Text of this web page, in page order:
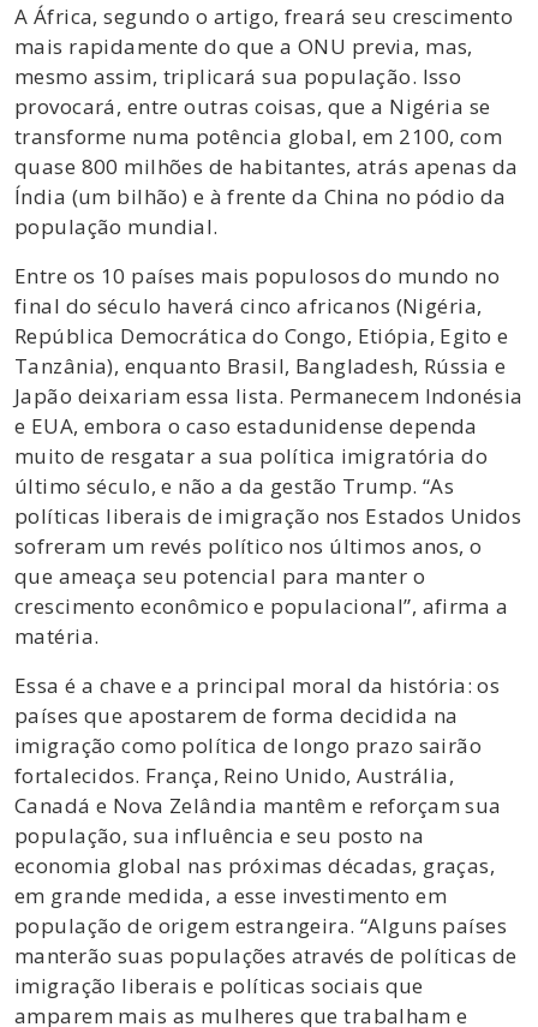
A África, segundo o artigo, freará seu crescimento
mais rapidamente do que a ONU previa, mas,
mesmo assim, triplicará sua população. Isso
provocará, entre outras coisas, que a Nigéria se
transforme numa potência global, em 2100, com
quase 800 milhões de habitantes, atrás apenas da
Índia (um bilhão) e à frente da China no pódio da
população mundial.
Entre os 10 países mais populosos do mundo no
final do século haverá cinco africanos (Nigéria,
República Democrática do Congo, Etiópia, Egito e
Tanzânia), enquanto Brasil, Bangladesh, Rússia e
Japão deixariam essa lista. Permanecem Indonésia
e EUA, embora o caso estadunidense dependa
muito de resgatar a sua política imigratória do
último século, e não a da gestão Trump. “As
políticas liberais de imigração nos Estados Unidos
sofreram um revés político nos últimos anos, o
que ameaça seu potencial para manter o
crescimento econômico e populacional”, afirma a
matéria.
Essa é a chave e a principal moral da história: os
países que apostarem de forma decidida na
imigração como política de longo prazo sairão
fortalecidos. França, Reino Unido, Austrália,
Canadá e Nova Zelândia mantêm e reforçam sua
população, sua influência e seu posto na
economia global nas próximas décadas, graças,
em grande medida, a esse investimento em
população de origem estrangeira. “Alguns países
manterão suas populações através de políticas de
imigração liberais e políticas sociais que
amparem mais as mulheres que trabalham e